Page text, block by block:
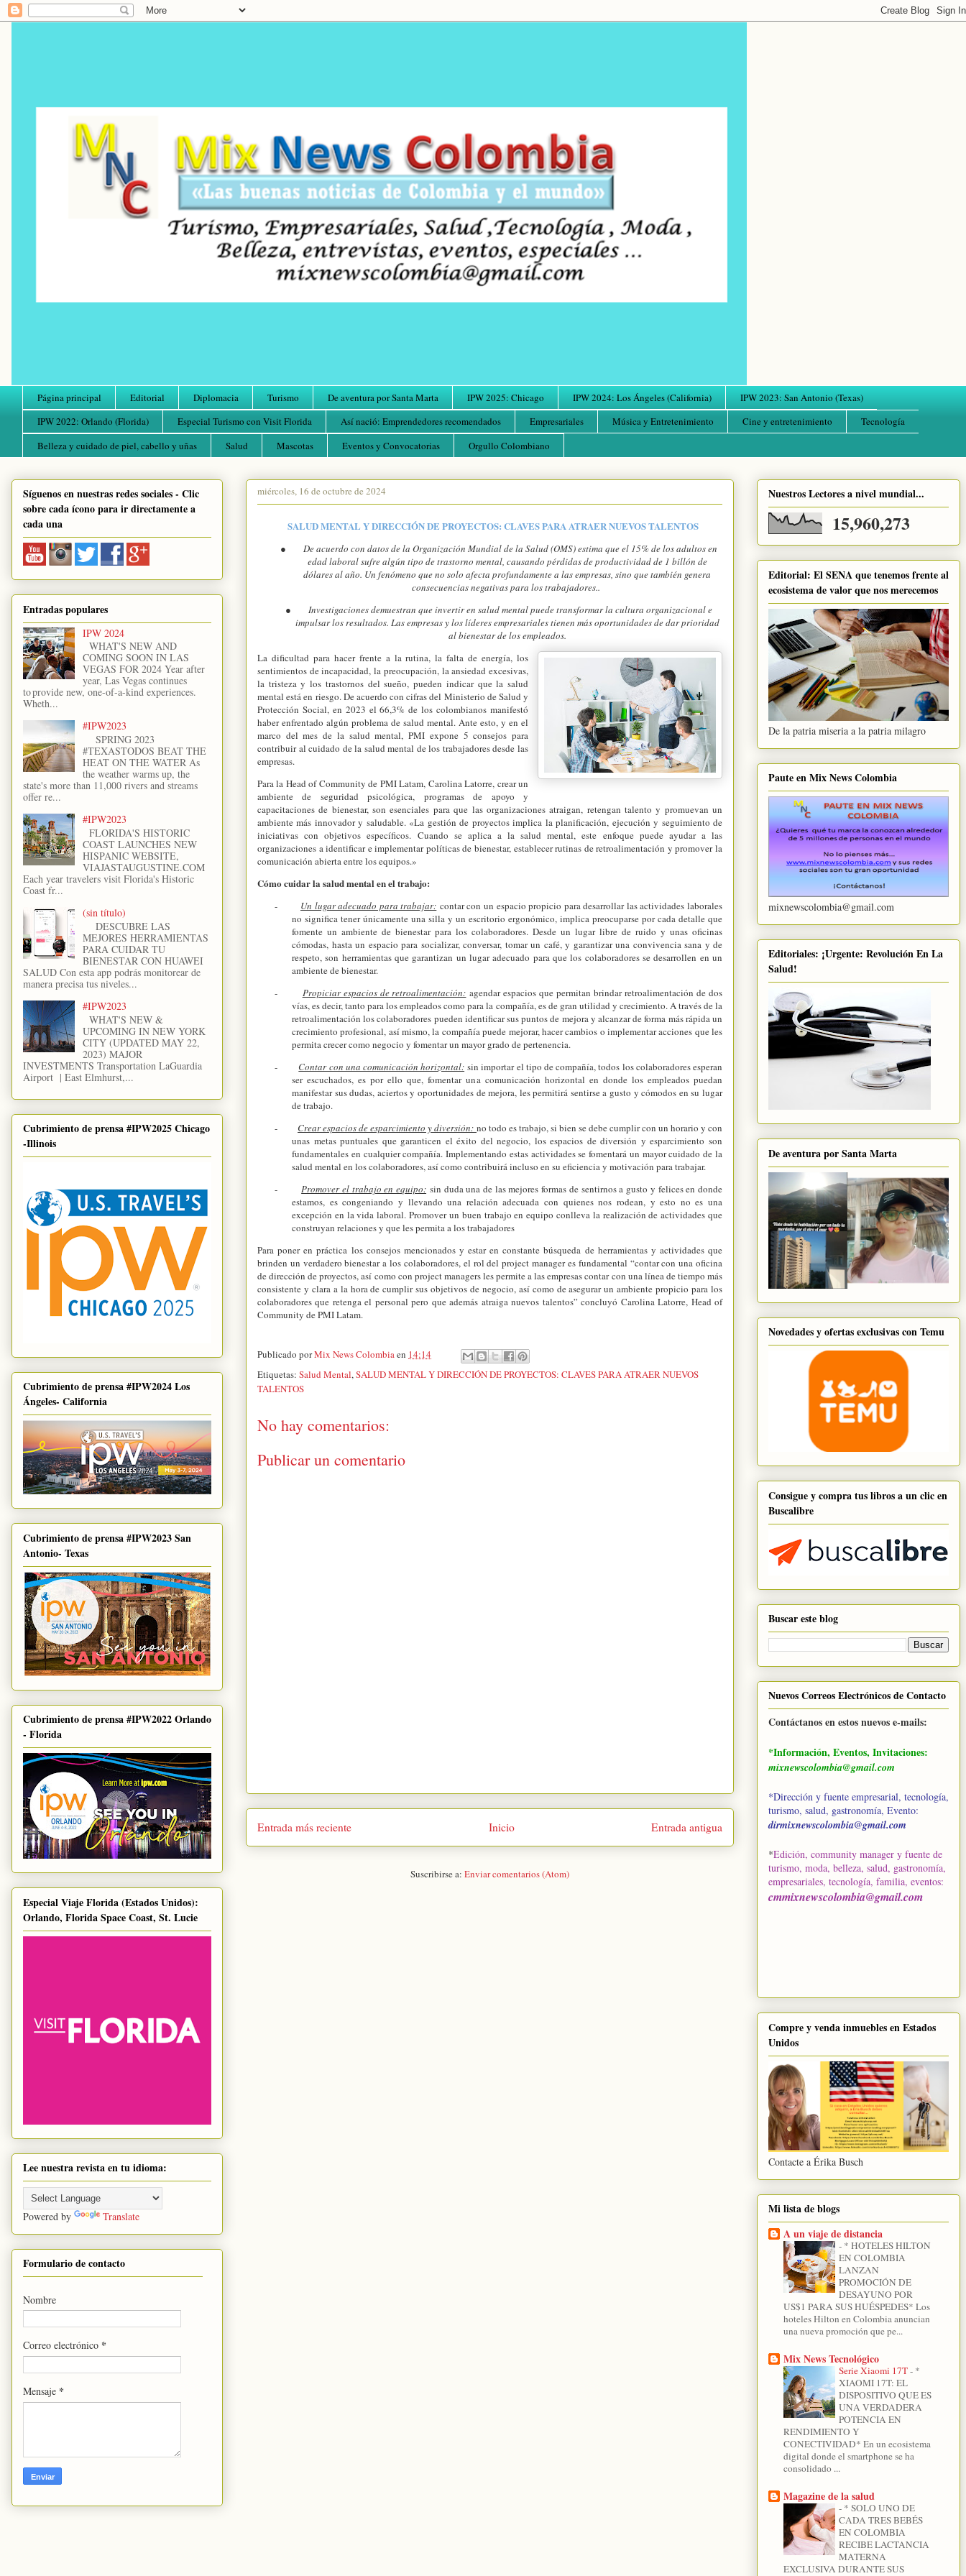
Página principal Editorial Diplomacia Turismo De aventura por Santa Marta IPW 2025: Chicago IPW 2024: Los Ángeles (California)
IPW 2023: San Antonio (Texas)
IPW 2022: Orlando (Florida)
Especial Turismo con Visit Florida Así nació: Emprendedores recomendados Empresariales Música y Entretenimiento Cine y entretenimiento
Tecnología
Belleza y cuidado de piel, cabello y uñas
Salud Mascotas Eventos y Convocatorias Orgullo Colombiano
miércoles, 16 de octubre de 2024
SALUD MENTAL Y DIRECCIÓN DE PROYECTOS: CLAVES PARA ATRAER NUEVOS TALENTOS
●
De acuerdo con datos de la Organización Mundial de la Salud (OMS) estima que el 15% de los adultos en
edad laboral sufre algún tipo de trastorno mental, causando pérdidas de productividad de 1 billón de
dólares al año. Un fenómeno que no solo afecta profundamente a las empresas, sino que también genera
consecuencias negativas para los trabajadores..
●
Investigaciones demuestran que invertir en salud mental puede transformar la cultura organizacional e
impulsar los resultados. Las empresas y los líderes empresariales tienen más oportunidades de dar prioridad
al bienestar de los empleados.
La dificultad para hacer frente a la rutina, la falta de energía, los
sentimientos de incapacidad, la preocupación, la ansiedad excesivas,
la tristeza y los trastornos del sueño, pueden indicar que la salud
mental está en riesgo. De acuerdo con cifras del Ministerio de Salud y
Protección Social, en 2023 el 66,3% de los colombianos manifestó
haber enfrentado algún problema de salud mental. Ante esto, y en el
marco del mes de la salud mental, PMI expone 5 consejos para
contribuir al cuidado de la salud mental de los trabajadores desde las
empresas.
Para la Head of Community de PMI Latam, Carolina Latorre, crear un
ambiente de seguridad psicológica, programas de apoyo y
capacitaciones de bienestar, son esenciales para que las organizaciones atraigan, retengan talento y promuevan un
ambiente más innovador y saludable. «La gestión de proyectos implica la planificación, ejecución y seguimiento de
iniciativas con objetivos específicos. Cuando se aplica a la salud mental, este enfoque puede ayudar a las
organizaciones a identificar e implementar políticas de bienestar, establecer rutinas de retroalimentación y promover la
comunicación abierta entre los equipos.»
Cómo cuidar la salud mental en el trabajo:
- Un lugar adecuado para trabajar: contar con un espacio propicio para desarrollar las actividades laborales
no significa tener únicamente una silla y un escritorio ergonómico, implica preocuparse por cada detalle que
fomente un ambiente de bienestar para los colaboradores. Desde un lugar libre de ruido y unas oficinas
cómodas, hasta un espacio para socializar, conversar, tomar un café, y garantizar una convivencia sana y de
respeto, son herramientas que garantizan un lugar adecuado para que los colaboradores se desarrollen en un
ambiente de bienestar.
-
Propiciar espacios de retroalimentación: agendar espacios que permitan brindar retroalimentación de dos
vías, es decir, tanto para los empleados como para la compañía, es de gran utilidad y crecimiento. A través de la
retroalimentación los colaboradores pueden identificar sus puntos de mejora y alcanzar de forma más rápida un
crecimiento profesional, así mismo, la compañía puede mejorar, hacer cambios o implementar acciones que les
permita crecer como negocio y fomentar un mayor grado de pertenencia.
-
Contar con una comunicación horizontal: sin importar el tipo de compañía, todos los colaboradores esperan
ser escuchados, es por ello que, fomentar una comunicación horizontal en donde los empleados puedan
manifestar sus dudas, aciertos y oportunidades de mejora, les permitirá sentirse a gusto y cómodos en su lugar
de trabajo.
-
Crear espacios de esparcimiento y diversión: no todo es trabajo, si bien se debe cumplir con un horario y con
unas metas puntuales que garanticen el éxito del negocio, los espacios de diversión y esparcimiento son
fundamentales en cualquier compañía. Implementando estas actividades se fomentará un mayor cuidado de la
salud mental en los colaboradores, así como contribuirá incluso en su eficiencia y motivación para trabajar.
-
Promover el trabajo en equipo: sin duda una de las mejores formas de sentirnos a gusto y felices en donde
estamos, es congeniando y llevando una relación adecuada con quienes nos rodean, y esto no es una
excepción en la vida laboral. Promover un buen trabajo en equipo conlleva la realización de actividades que
construyan relaciones y que les permita a los trabajadores
Para poner en práctica los consejos mencionados y estar en constante búsqueda de herramientas y actividades que
brinden un verdadero bienestar a los colaboradores, el rol del project manager es fundamental “contar con una oficina
de dirección de proyectos, así como con project managers les permite a las empresas contar con una línea de tiempo más
consistente y clara a la hora de cumplir sus objetivos de negocio, así como de asegurar un ambiente propicio para los
colaboradores que retenga el personal pero que además atraiga nuevos talentos” concluyó Carolina Latorre, Head of
Community de PMI Latam.
Publicado porMix News Colombiaen 14:14
Etiquetas: Salud Mental,SALUD MENTAL Y DIRECCIÓN DE PROYECTOS: CLAVES PARA ATRAER NUEVOS
TALENTOS
No hay comentarios:
Publicar un comentario
Entrada más reciente Entrada antigua
Inicio
Suscribirse a: Enviar comentarios (Atom)
Síguenos en nuestras redes sociales - Clic
sobre cada ícono para ir directamente a
cada una
Entradas populares
IPW 2024
WHAT'S NEW AND
COMING SOON IN LAS
VEGAS FOR 2024 Year after
year, Las Vegas continues
to provide new, one-of-a-kind experiences.
Wheth...
#IPW2023
SPRING 2023
#TEXASTODOS BEAT THE
HEAT ON THE WATER As
the weather warms up, the
state's more than 11,000 rivers and streams
offer re...
#IPW2023
FLORIDA'S HISTORIC
COAST LAUNCHES NEW
HISPANIC WEBSITE,
VIAJASTAUGUSTINE.COM
Each year travelers visit Florida's Historic
Coast fr...
(sin título)
DESCUBRE LAS
MEJORES HERRAMIENTAS
PARA CUIDAR TU
BIENESTAR CON HUAWEI
SALUD Con esta app podrás monitorear de
manera precisa tus niveles...
#IPW2023
WHAT'S NEW &
UPCOMING IN NEW YORK
CITY (UPDATED MAY 22,
2023) MAJOR
INVESTMENTS Transportation LaGuardia
Airport | East Elmhurst,...
Cubrimiento de prensa #IPW2025 Chicago
-Illinois
Cubrimiento de prensa #IPW2024 Los
Ángeles- California
Cubrimiento de prensa #IPW2023 San
Antonio- Texas
Cubrimiento de prensa #IPW2022 Orlando
- Florida
Especial Viaje Florida (Estados Unidos):
Orlando, Florida Space Coast, St. Lucie
Lee nuestra revista en tu idioma:
Powered by Translate
Formulario de contacto
Nombre
Correo electrónico *
Mensaje *
Nuestros Lectores a nivel mundial...
15,960,273
Editorial: El SENA que tenemos frente al
ecosistema de valor que nos merecemos
De la patria miseria a la patria milagro
Paute en Mix News Colombia
mixnewscolombia@gmail.com
Editoriales: ¡Urgente: Revolución En La
Salud!
De aventura por Santa Marta
Novedades y ofertas exclusivas con Temu
Consigue y compra tus libros a un clic en
Buscalibre
Buscar este blog
Nuevos Correos Electrónicos de Contacto
Contáctanos en estos nuevos e-mails:
*Información, Eventos, Invitaciones:
mixnewscolombia@gmail.com
*Dirección y fuente empresarial, tecnología,
turismo, salud, gastronomía, Evento:
dirmixnewscolombia@gmail.com
*Edición, community manager y fuente de
turismo, moda, belleza, salud, gastronomía,
empresariales, tecnología, familia, eventos:
cmmixnewscolombia@gmail.com
Compre y venda inmuebles en Estados
Unidos
Contacte a Érika Busch
Mi lista de blogs
A un viaje de distancia
- * HOTELES HILTON
EN COLOMBIA
LANZAN
PROMOCIÓN DE
DESAYUNO POR
US$1 PARA SUS HUÉSPEDES* Los
hoteles Hilton en Colombia anuncian
una nueva promoción que pe...
Mix News Tecnológico
Serie Xiaomi 17T- *
XIAOMI 17T: EL
DISPOSITIVO QUE ES
UNA VERDADERA
POTENCIA EN
RENDIMIENTO Y
CONECTIVIDAD* En un ecosistema
digital donde el smartphone se ha
consolidado ...
Magazine de la salud
- * SOLO UNO DE
CADA TRES BEBÉS
EN COLOMBIA
RECIBE LACTANCIA
MATERNA
EXCLUSIVA DURANTE SUS